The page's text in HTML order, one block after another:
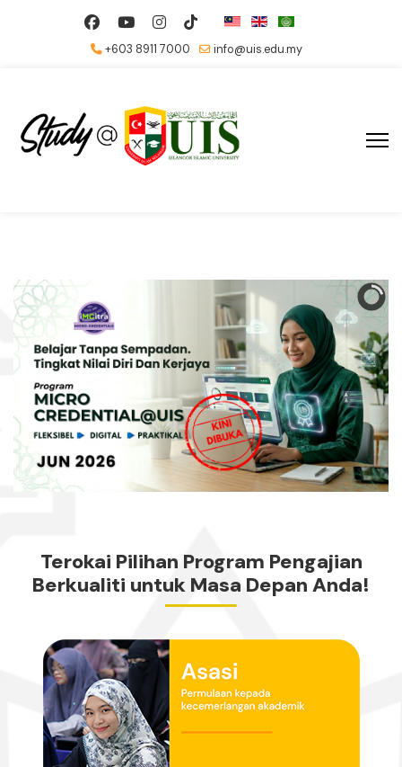
+603 8911 7000 info@uis.edu.my
Terokai Pilihan Program Pengajian
Berkualiti untuk Masa Depan Anda!